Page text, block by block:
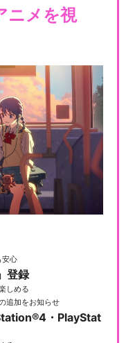
ニメを視
安心
登録
しめる
追加をお知らせ
・PlayStat